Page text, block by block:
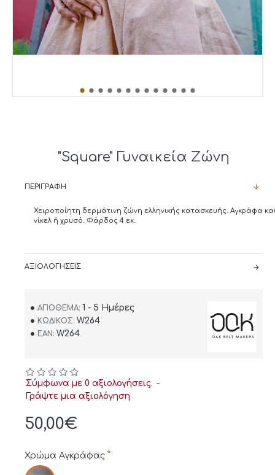
"Square" Γυναικεία Ζώνη
ΠΕΡΙΓΡΑΦΉ
Χειροποίητη δερμάτινη ζώνη ελληνικής κατασκευής. Αγκράφα
νίκελ ή χρυσό. Φάρδος 4 εκ.
ΑΞΙΟΛΟΓΉΣΕΙΣ
ΑΠΌΘΕΜΑ: 1 - 5 Ημέρες
ΚΩΔΙΚΌΣ: W264
EAN: W264
Σύμφωνα με 0 αξιολογήσεις. -
Γράψτε μια αξιολόγηση
50,00€
Χρώμα Αγκράφας